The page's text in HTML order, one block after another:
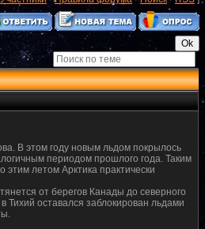
В этом году новым льдом покрылось
периодом прошлого года. Таким
летом Арктика практически
от берегов Канады до северного
Тихий оставался заблокирован льдами